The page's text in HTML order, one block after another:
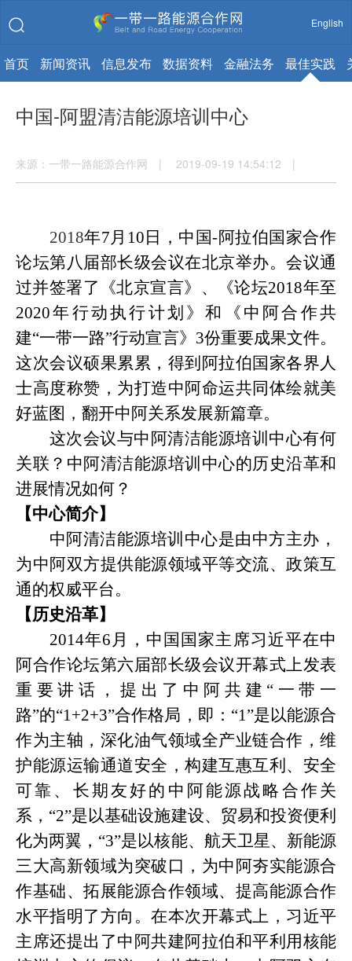
English
首页 新闻资讯 信息发布 数据资料 金融法务 最佳实践
中国-阿盟清洁能源培训中心
来源：一带一路能源合作网 | 2019-09-19 14:54:12 |
2018年7月 10 日，中国-阿拉伯国家合作
论坛第八届部长级会议在北京举办。会议通
过并签署了《北京宣言》、《论坛2018年至
2020年行动执行计划》和《中阿合作共
建“一带一路”行动宣言》 3份重要成果文件。
这次会议硕果累累，得到阿拉伯国家各界人
士高度称赞，为打造中阿命运共同体绘就美
好蓝图，翻开中阿关系发展新篇章。
这次会议与中阿清洁能源培训中心有何
关联？中阿清洁能源培训中心的历史沿革和
进展情况如何？
【中心简介】
中阿清洁能源培训中心是由中方主办，
为中阿双方提供能源领域平等交流、政策互
通的权威平台。
【历史沿革】
2014年6 月，中国国家主席习近平在中
阿合作论坛第六届部长级会议开幕式上发表
重要讲话，提出了中阿共建 “一带一
路”的“1+2+3”合作格局，即：“1”是以能源合
作为主轴，深化油气领域全产业链合作，维
护能源运输通道安全，构建互惠互利、安全
可靠、长期友好的中阿能源战略合作关
系，“2”是以基础设施建设、贸易和投资便利
化为两翼，“3”是以核能、航天卫星、新能源
三大高新领域为突破口，为中阿夯实能源合
作基础、拓展能源合作领域、提高能源合作
水平指明了方向。在本次开幕式上，习近平
主席还提出了中阿共建阿拉伯和平利用核能